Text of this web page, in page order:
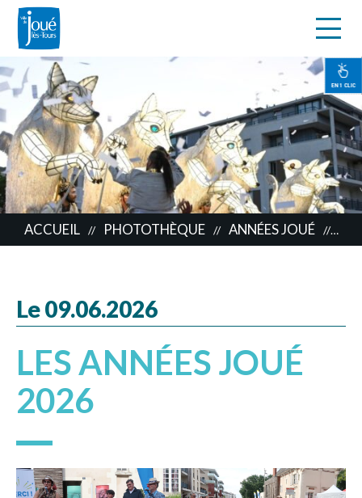
au
contenu
principal
EN 1 CLIC
ACCUEIL // PHOTOTHÈQUE // ANNÉES JOUÉ //
Le 09.06.2026
LES ANNÉES JOUÉ
2026